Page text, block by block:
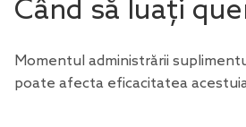
Când să luați
Momentul administrării
poate afecta eficacitatea